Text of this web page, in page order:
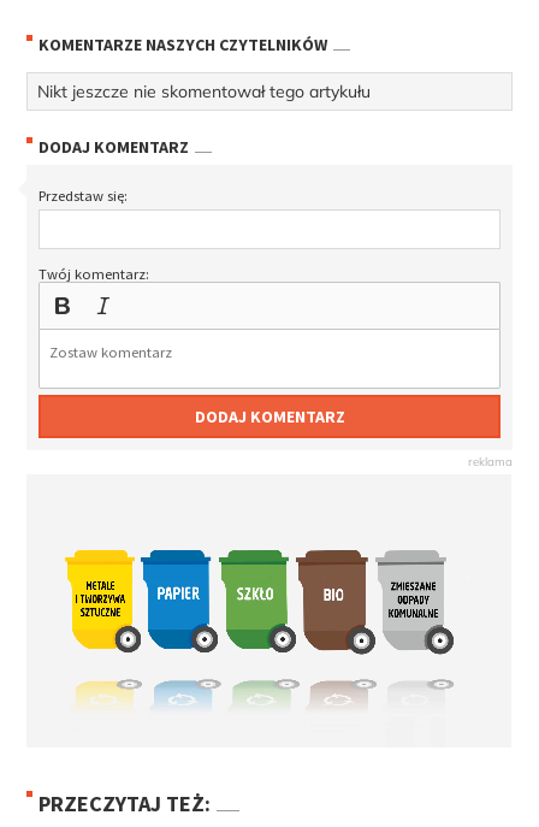
KOMENTARZE NASZYCH CZYTELNIKÓW
Nikt jeszcze nie skomentował tego artykułu
DODAJ KOMENTARZ
Przedstaw się:
Twój komentarz:
DODAJ KOMENTARZ
PRZECZYTAJ TEŻ: